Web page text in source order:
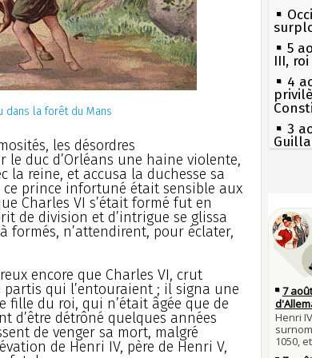
dans la forêt du Mans
les désordres
le duc d’Orléans une haine violente,
la reine, et accusa la duchesse sa
prince infortuné était sensible aux
Charles VI s’était formé fut en
de division et d’intrigue se glissa
formés, n’attendirent, pour éclater,
encore que Charles VI, crut
partis qui l’entouraient ; il signa une
du roi, qui n’était âgée que de
d’être détrôné quelques années
de venger sa mort, malgré
de Henri IV, père de Henri V,
5
III,
4
3
1er
les
en
30
27
Qui
mort